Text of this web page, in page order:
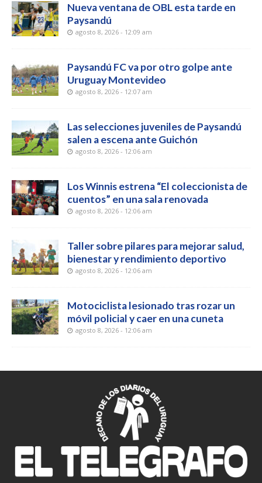
Nueva ventana de OBL esta tarde en
Paysandú
agosto 8, 2026 - 12:09 am
Paysandú FC va por otro golpe ante
Uruguay Montevideo
agosto 8, 2026 - 12:07 am
Las selecciones juveniles de Paysandú
salen a escena ante Guichón
agosto 8, 2026 - 12:06 am
Los Winnis estrena “El coleccionista de
cuentos” en una sala renovada
agosto 8, 2026 - 12:06 am
Taller sobre pilares para mejorar salud,
bienestar y rendimiento deportivo
agosto 8, 2026 - 12:06 am
Motociclista lesionado tras rozar un
móvil policial y caer en una cuneta
agosto 8, 2026 - 12:06 am